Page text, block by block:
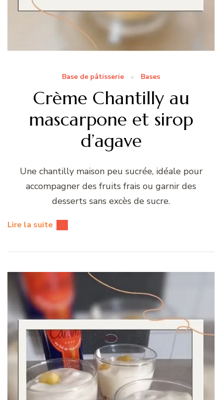
Base de pâtisserie Bases
Crème Chantilly au
mascarpone et sirop
d’agave
Une chantilly maison peu sucrée, idéale pour
accompagner des fruits frais ou garnir des
desserts sans excès de sucre.
Lire la suite